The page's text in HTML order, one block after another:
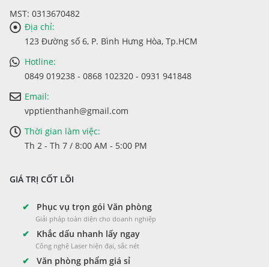
MST: 0313670482
Địa chỉ:
123 Đường số 6, P. Bình Hưng Hòa, Tp.HCM
Hotline:
0849 019238 - 0868 102320 - 0931 941848
Email:
vpptienthanh@gmail.com
Thời gian làm việc:
Th 2 - Th 7 / 8:00 AM - 5:00 PM
GIÁ TRỊ CỐT LÕI
✔ Phục vụ trọn gói Văn phòng
Giải pháp toàn diện cho doanh nghiệp
✔ Khắc dấu nhanh lấy ngay
Công nghệ Laser hiện đại, sắc nét
✔ Văn phòng phẩm giá sỉ